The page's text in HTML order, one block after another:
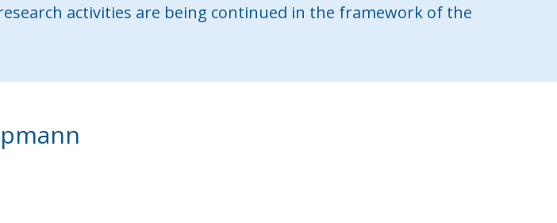
activities are being continued in the framework of the